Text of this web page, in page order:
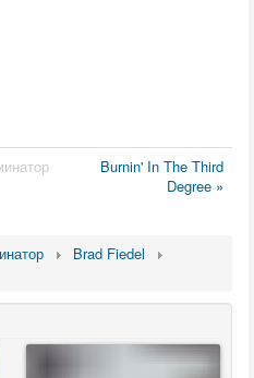
Burnin' In The Third
Degree »
Brad Fiedel